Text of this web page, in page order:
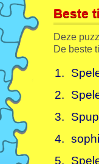
Beste
Deze
De beste
1.
2.
3.
Spup
4.
5.